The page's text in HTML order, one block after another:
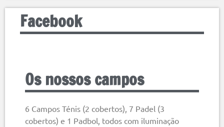
Facebook
Os nossos campos
6 Campos Ténis (2 cobertos), 7 Padel (3
cobertos) e 1 Padbol, todos com iluminação